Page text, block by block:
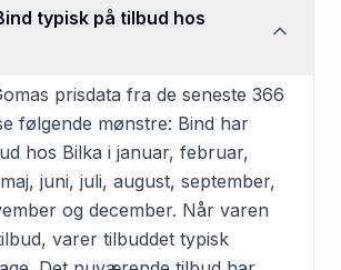
typisk på tilbud hos
prisdata fra de seneste 366
følgende mønstre: Bind har
hos Bilka i januar, februar,
juni, juli, august, september,
og december. Når varen
varer tilbuddet typisk